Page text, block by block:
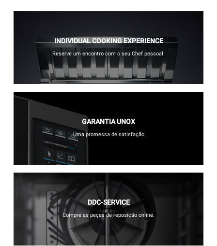
INDIVIDUAL COOKING EXPERIENCE
Reserve um encontro com o seu Chef pessoal.
GARANTIA UNOX
Uma promessa de satisfação
DDC-SERVICE
Compre as peças de reposição online.